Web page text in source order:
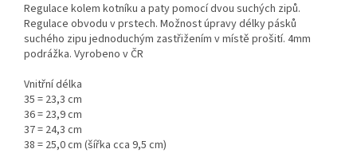
Regulace kolem kotníku a paty pomocí dvou suchých zipů.
Regulace obvodu v prstech. Možnost úpravy délky pásků
suchého zipu jednoduchým zastřižením v místě prošití. 4mm
podrážka. Vyrobeno v ČR
Vnitřní délka
35 = 23,3 cm
36 = 23,9 cm
37 = 24,3 cm
38 = 25,0 cm (šířka cca 9,5 cm)